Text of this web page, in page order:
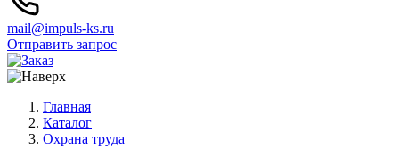
mail@impuls-ks.ru
Отправить запрос
Главная
Каталог
Охрана труда